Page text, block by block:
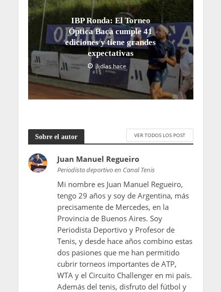
IBP Ronda: El Torneo
Óptica Baca cumple 41
ediciones y tiene grandes
expectativas
3 días hace
Sobre el autor VER TODOS LOS POST
Juan Manuel Regueiro
Periodista deportivo en Canal Tenis
Mi nombre es Juan Manuel Regueiro,
tengo 29 años y soy de Argentina, más
precisamente de Mercedes, en la
Provincia de Buenos Aires. Soy
Periodista Deportivo y Profesor de
Tenis, y desde hace años combino estas
dos pasiones que me han permitido
cubrir torneos importantes de ATP,
WTA y el Circuito Challenger en mi país.
Además del tenis, disfruto del fútbol y